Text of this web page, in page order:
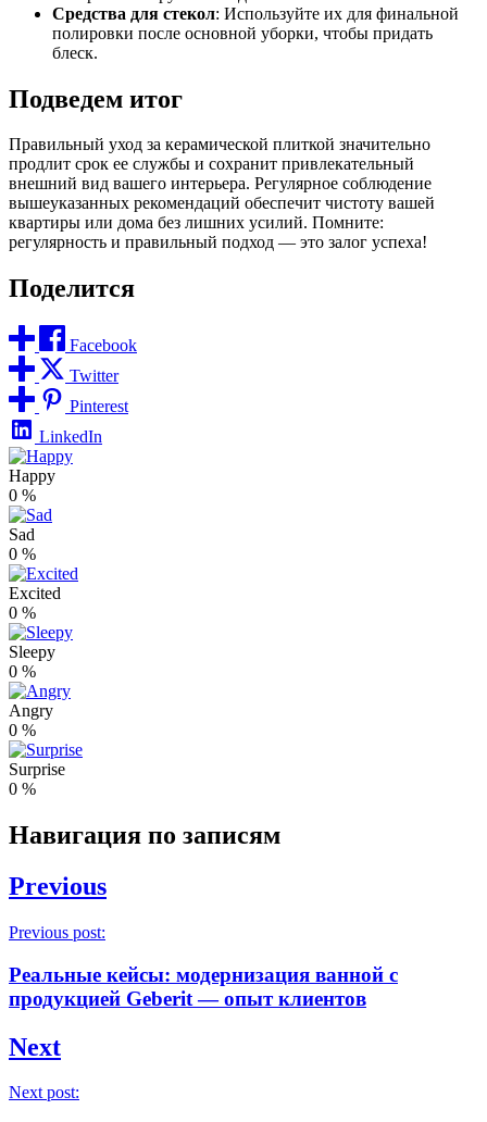
Средства для стекол: Используйте их для финальной
полировки после основной уборки, чтобы придать
блеск.
Подведем итог
Правильный уход за керамической плиткой значительно
продлит срок ее службы и сохранит привлекательный
внешний вид вашего интерьера. Регулярное соблюдение
вышеуказанных рекомендаций обеспечит чистоту вашей
квартиры или дома без лишних усилий. Помните:
регулярность и правильный подход — это залог успеха!
Поделится
Facebook
Twitter
Pinterest
LinkedIn
Happy
0 %
Sad
0 %
Excited
0 %
Sleepy
0 %
Angry
0 %
Surprise
0 %
Навигация по записям
Previous
Previous post:
Реальные кейсы: модернизация ванной с
продукцией Geberit — опыт клиентов
Next
Next post: